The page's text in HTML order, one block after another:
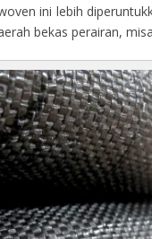
ini lebih
bekas perairan,